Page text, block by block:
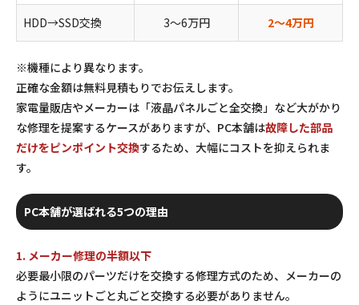
HDD→SSD交換 3〜6万円 2〜4万円
※機種により異なります。
正確な金額は無料見積もりでお伝えします。
家電量販店やメーカーは「液晶パネルごと全交換」など大がかり
な修理を提案するケースがありますが、PC本舗は故障した部品
だけをピンポイント交換するため、大幅にコストを抑えられま
す。
PC本舗が選ばれる5つの理由
1. メーカー修理の半額以下
必要最小限のパーツだけを交換する修理方式のため、メーカーの
ようにユニットごと丸ごと交換する必要がありません。